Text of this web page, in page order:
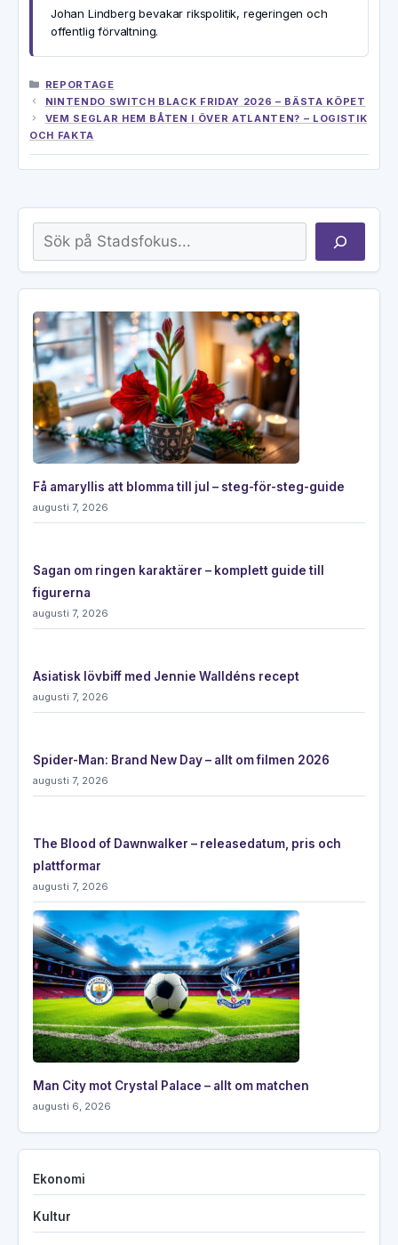
Johan Lindberg bevakar rikspolitik, regeringen och
offentlig förvaltning.
KATEGORIER
REPORTAGE
NINTENDO SWITCH BLACK FRIDAY 2026 – BÄSTA KÖPET
VEM SEGLAR HEM BÅTEN I ÖVER ATLANTEN? – LOGISTIK
OCH FAKTA
Sök
Få amaryllis att blomma till jul – steg-för-steg-guide
augusti 7, 2026
Sagan om ringen karaktärer – komplett guide till
figurerna
augusti 7, 2026
Asiatisk lövbiff med Jennie Walldéns recept
augusti 7, 2026
Spider-Man: Brand New Day – allt om filmen 2026
augusti 7, 2026
The Blood of Dawnwalker – releasedatum, pris och
plattformar
augusti 7, 2026
Man City mot Crystal Palace – allt om matchen
augusti 6, 2026
Ekonomi
Kultur